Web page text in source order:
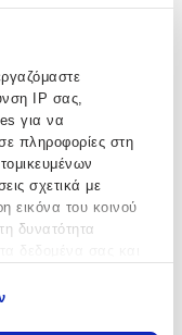
IP σας,
για να
πληροφορίες στη
σχετικά με
εικόνα του κοινού
δυνατότητα